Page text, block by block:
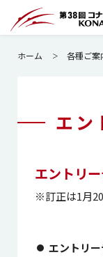
ホーム 各種ご案
エン
エントリ
※訂正は1月
エントリ